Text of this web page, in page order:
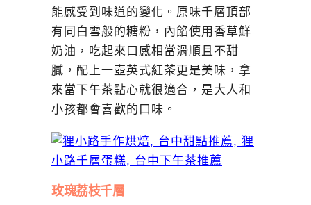
能感受到味道的變化。原味千層頂部
有同白雪般的糖粉，內餡使用香草鮮
奶油，吃起來口感相當滑順且不甜
膩，配上一壺英式紅茶更是美味，拿
來當下午茶點心就很適合，是大人和
小孩都會喜歡的口味。
玫瑰荔枝千層